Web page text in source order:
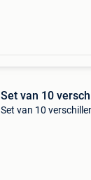
Set van 10
Set van 10